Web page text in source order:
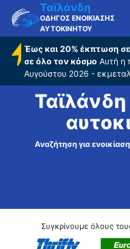
Ταϊλάνδη
ΟΔΗΓΟΣ ΕΝΟΙΚΙΑΣΗΣ
ΑΥΤΟΚΙΝΗΤΟΥ
Έως και 20% έκπτωση
σε όλο τον κόσμο Αυτή η
Αυγούστου 2026 -
Ταϊλάνδη
Αναζήτηση για
Συγκρίνουμε όλους